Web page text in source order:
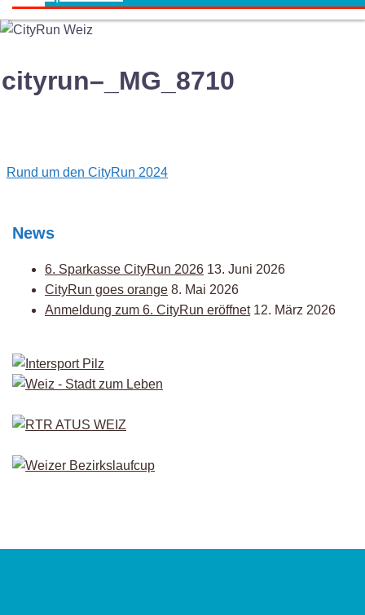
cityrun–_MG_8710
Post
Rund um den CityRun 2024
News
6. Sparkasse CityRun 2026 13. Juni 2026
CityRun goes orange 8. Mai 2026
Anmeldung zum 6. CityRun eröffnet 12. März 2026